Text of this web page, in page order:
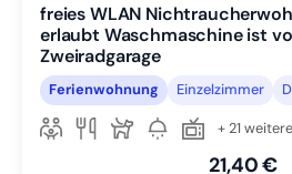
freies WLAN
erlaubt Waschmaschine ist
Zweiradgarage
Ferienwohnung Einzelzimmer
+ 21 weitere
21,40 €